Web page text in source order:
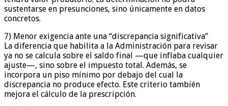
sustentarse en presunciones, sino únicamente en datos
concretos.
7) Menor exigencia ante una “discrepancia significativa”
La diferencia que habilita a la Administración para revisar
ya no se calcula sobre el saldo final —que inflaba cualquier
ajuste—, sino sobre el impuesto total. Además, se
incorpora un piso mínimo por debajo del cual la
discrepancia no produce efecto. Este criterio también
mejora el cálculo de la prescripción.